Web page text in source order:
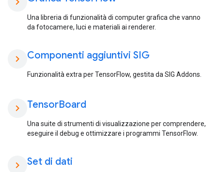
Una libreria di funzionalità di computer grafica che vanno
da fotocamere, luci e materiali ai renderer.
chevron_right Componenti aggiuntivi SIG
Funzionalità extra per TensorFlow, gestita da SIG Addons.
chevron_right TensorBoard
Una suite di strumenti di visualizzazione per comprendere,
eseguire il debug e ottimizzare i programmi TensorFlow.
chevron_right Set di dati